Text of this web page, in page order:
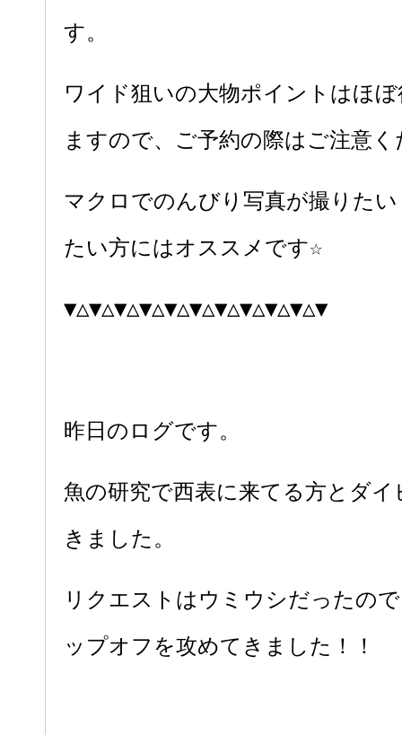
す。
ワイド狙いの大物ポイントはほ
ますので、ご予約の際はご注意
マクロでのんびり写真が撮りた
たい方にはオススメです☆
▼△▼△▼△▼△▼△▼△▼△▼△▼△▼△▼
昨日のログです。
魚の研究で西表に来てる方とダ
きました。
リクエストはウミウシだったの
ップオフを攻めてきました！！